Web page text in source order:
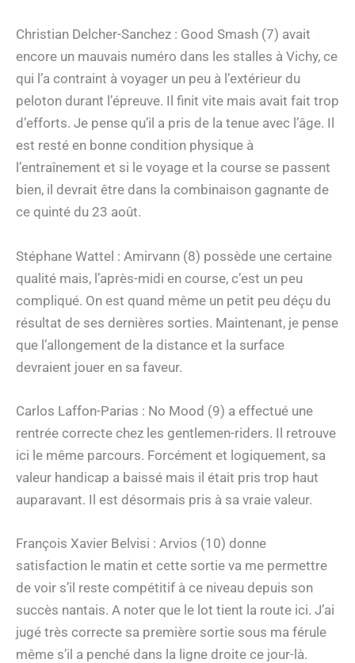
Christian Delcher-Sanchez : Good Smash (7) avait
encore un mauvais numéro dans les stalles à Vichy, ce
qui l’a contraint à voyager un peu à l’extérieur du
peloton durant l’épreuve. Il finit vite mais avait fait trop
d’efforts. Je pense qu’il a pris de la tenue avec l’âge. Il
est resté en bonne condition physique à
l’entraînement et si le voyage et la course se passent
bien, il devrait être dans la combinaison gagnante de
ce quinté du 23 août.
Stéphane Wattel : Amirvann (8) possède une certaine
qualité mais, l’après-midi en course, c’est un peu
compliqué. On est quand même un petit peu déçu du
résultat de ses dernières sorties. Maintenant, je pense
que l’allongement de la distance et la surface
devraient jouer en sa faveur.
Carlos Laffon-Parias : No Mood (9) a effectué une
rentrée correcte chez les gentlemen-riders. Il retrouve
ici le même parcours. Forcément et logiquement, sa
valeur handicap a baissé mais il était pris trop haut
auparavant. Il est désormais pris à sa vraie valeur.
François Xavier Belvisi : Arvios (10) donne
satisfaction le matin et cette sortie va me permettre
de voir s’il reste compétitif à ce niveau depuis son
succès nantais. A noter que le lot tient la route ici. J’ai
jugé très correcte sa première sortie sous ma férule
même s’il a penché dans la ligne droite ce jour-là.